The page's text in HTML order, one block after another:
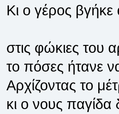
Κι ο γέρος βγήκε
στις φώκιες του
το πόσες ήτανε
Αρχίζοντας το
κι ο νους